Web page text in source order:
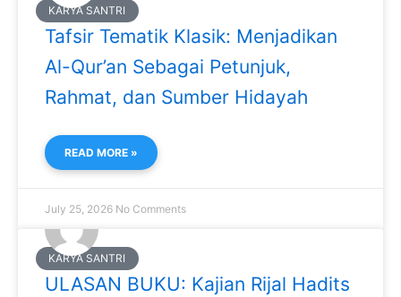
KARYA SANTRI
Tafsir Tematik Klasik: Menjadikan
Al-Qur’an Sebagai Petunjuk,
Rahmat, dan Sumber Hidayah
READ MORE »
July 25, 2026 No Comments
KARYA SANTRI
ULASAN BUKU: Kajian Rijal Hadits